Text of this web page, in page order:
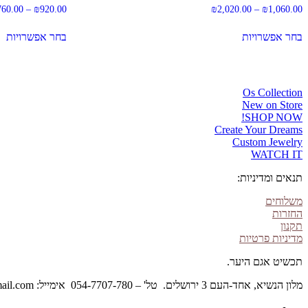
₪1,060.00
–
₪2,020.00
בחר אפשרויות
האפשרויות
בעמוד
המוצר
₪920.00
–
בחר אפשרויות
Os Collection
New on Store
SHOP NOW!
Create Your Dreams
Custom Jewelry
WATCH IT
תנאים ומדיניות:
משלוחים
החזרות
תקנון
מדיניות פרטיות
תכשיט אגם היער.
מלון הנשיא, אחד-העם 3 ירושלים. טל' – 054-7707-780 אימייל: forestlakejewelry@gmail.com